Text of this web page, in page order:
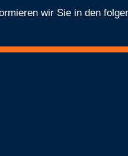
wir Sie in den